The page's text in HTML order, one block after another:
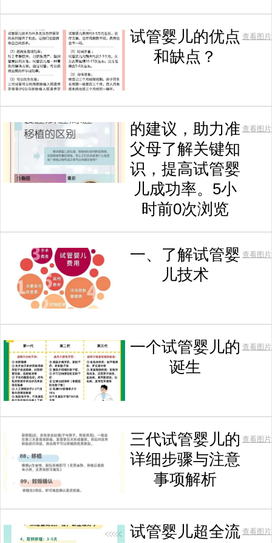
试管婴儿的优点
和缺点？
查看图片
的建议，助力准
父母了解关键知
识，提高试管婴
儿成功率。5小
时前0次浏览
查看图片
一、了解试管婴
儿技术
查看图片
一个试管婴儿的
诞生
查看图片
三代试管婴儿的
详细步骤与注意
事项解析
查看图片
试管婴儿超全流 查看图片